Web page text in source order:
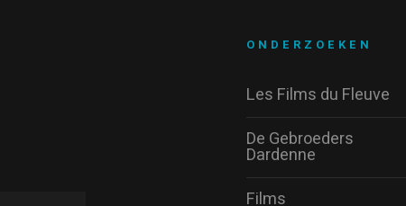
ONDERZOEKEN
Les Films du Fleuve
De Gebroeders
Dardenne
Films